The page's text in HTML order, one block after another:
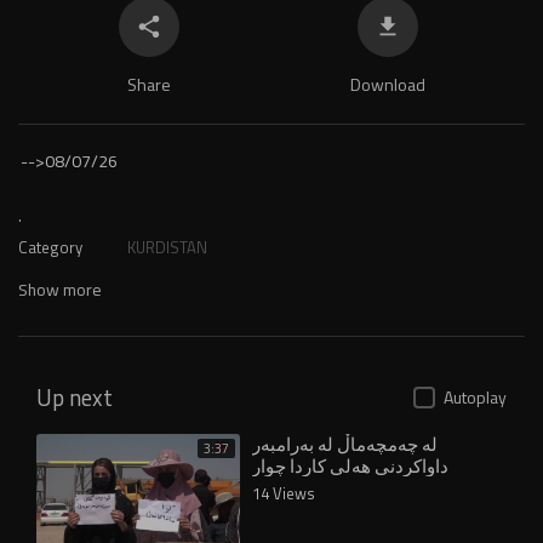
Share Download
-->08/07/26
.
Category KURDISTAN
Show more
Up next Autoplay
3:37 لە چەمچەماڵ لە بەرامبەر
داواکردنی هەلی کاردا چوار
هاووڵاتیی بێسەروشوێن کراون
14 Views